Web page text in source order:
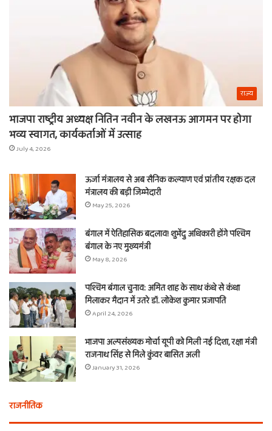
राज्य
भाजपा राष्ट्रीय अध्यक्ष नितिन नवीन के लखनऊ आगमन पर होगा
भव्य स्वागत, कार्यकर्ताओं में उत्साह
July 4, 2026
ऊर्जा मंत्रालय से अब सैनिक कल्याण एवं प्रांतीय रक्षक दल
मंत्रालय की बड़ी जिम्मेदारी
May 25, 2026
बंगाल में ऐतिहासिक बदलाव! शुभेंदु अधिकारी होंगे पश्चिम
बंगाल के नए मुख्यमंत्री
May 8, 2026
पश्चिम बंगाल चुनाव: अमित शाह के साथ कंधे से कंधा
मिलाकर मैदान में उतरे डॉ. लोकेश कुमार प्रजापति
April 24, 2026
भाजपा अल्पसंख्यक मोर्चा यूपी को मिली नई दिशा, रक्षा मंत्री
राजनाथ सिंह से मिले कुंवर बासित अली
January 31, 2026
राजनीतिक